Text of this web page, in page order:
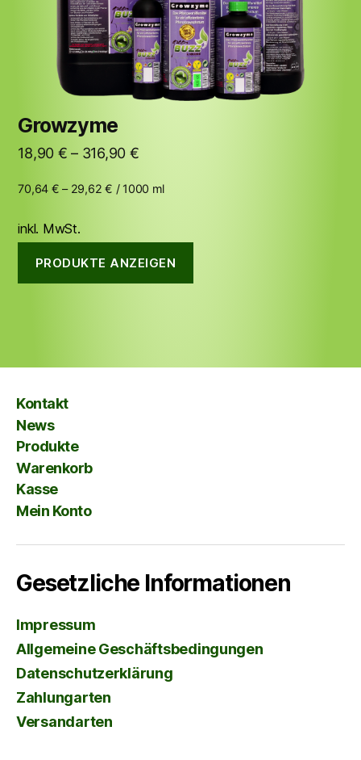
Growzyme
18,90 € – 316,90 €
70,64 € – 29,62€ / 1000 ml
inkl. MwSt.
PRODUKTE ANZEIGEN
Kontakt
News
Produkte
Warenkorb
Kasse
Mein Konto
Gesetzliche Informationen
Impressum
Allgemeine Geschäftsbedingungen
Datenschutzerklärung
Zahlungarten
Versandarten